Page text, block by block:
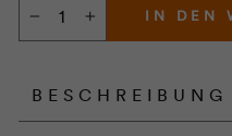
IN DEN
BESCHREIBUNG